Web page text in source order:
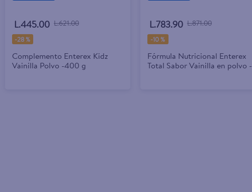
L.445.00 L.621.00
-28 %
Complemento Enterex Kidz
Vainilla Polvo -400 g
L.783.90 L.871.00
-10 %
Fórmula Nutricional Enterex
Total Sabor Vainilla en polvo -